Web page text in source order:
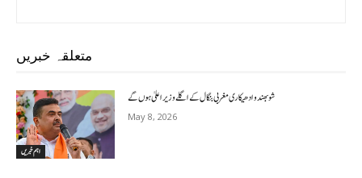
متعلقہ خبریں
اہم خبریں
شوبھندو ادھیکاری مغربی بنگال کے اگلے وزیر اعلیٰ ہوں گے
May 8, 2026